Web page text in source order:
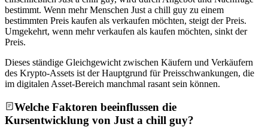
bestimmt. Wenn mehr Menschen Just a chill guy zu einem
bestimmten Preis kaufen als verkaufen möchten, steigt der Preis.
Umgekehrt, wenn mehr verkaufen als kaufen möchten, sinkt der
Preis.
Dieses ständige Gleichgewicht zwischen Käufern und Verkäufern
des Krypto-Assets ist der Hauptgrund für Preisschwankungen, die
im digitalen Asset-Bereich manchmal rasant sein können.
Welche Faktoren beeinflussen die
Kursentwicklung von Just a chill guy?